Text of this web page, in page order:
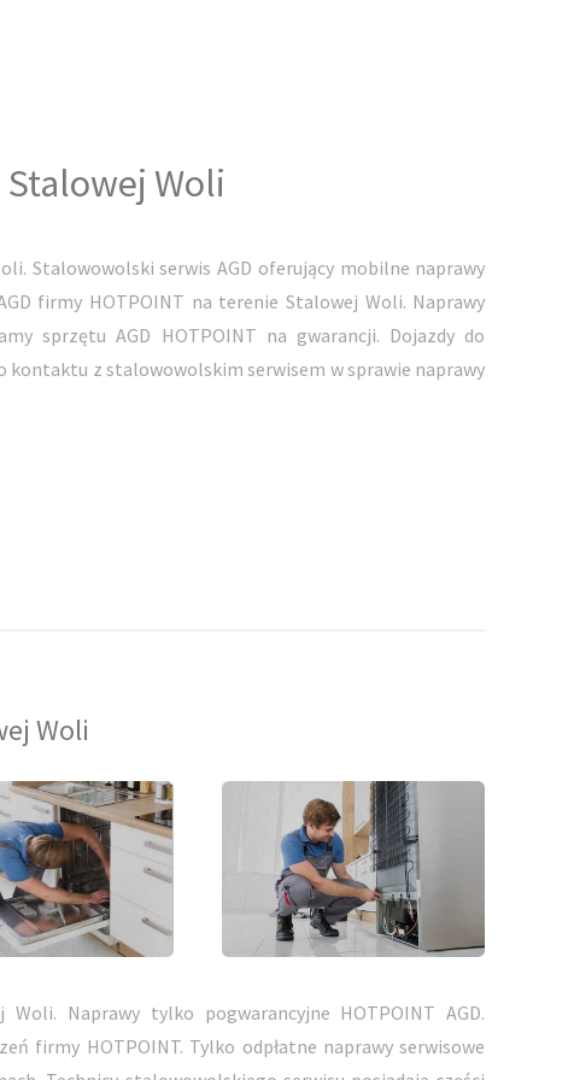
Stalowej Woli
Stalowowolski serwis AGD oferujący mobilne naprawy
firmy HOTPOINT na terenie Stalowej Woli. Naprawy
sprzętu AGD HOTPOINT na gwarancji. Dojazdy do
kontaktu z stalowowolskim serwisem w sprawie naprawy
Woli
Naprawy tylko pogwarancyjne HOTPOINT AGD.
firmy HOTPOINT. Tylko odpłatne naprawy serwisowe